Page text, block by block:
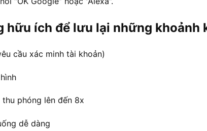
hữu ích để lưu lại những khoảnh
cầu xác minh tài khoản)
phóng lên đến 8x
dễ dàng